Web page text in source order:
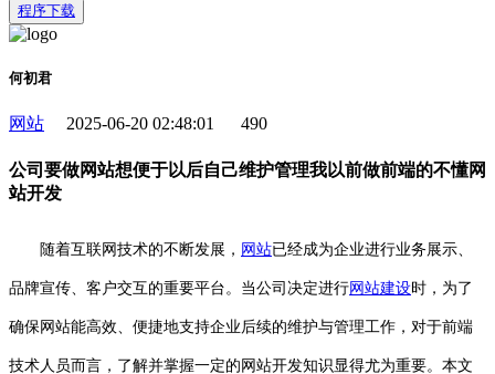
程序下载
何初君
网站 2025-06-20 02:48:01 490
公司要做网站想便于以后自己维护管理我以前做前端的不懂网
站开发
随着互联网技术的不断发展， 网站已经成为企业进行业务展示、
品牌宣传、客户交互的重要平台。当公司决定进行网站建设时，为了
确保网站能高效、便捷地支持企业后续的维护与管理工作，对于前端
技术人员而言，了解并掌握一定的网站开发知识显得尤为重要。本文